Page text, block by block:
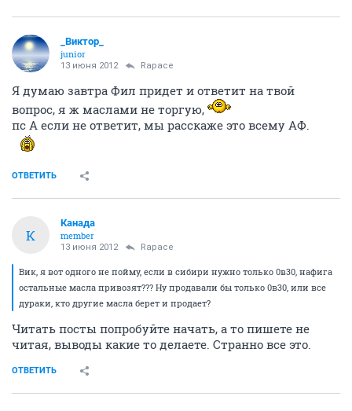
_Виктор_
juniоr
13 июня 2012 Rapace
Я думаю завтра Фил придет и ответит на твой
вопрос, я ж маслами не торгую,
пс А если не ответит, мы расскаже это всему АФ.
ОТВЕТИТЬ
К
Канада
member
13 июня 2012 Rapace
Вик, я вот одного не пойму, если в сибири нужно только 0в30, нафига
остальные масла привозят??? Ну продавали бы только 0в30, или все
дураки, кто другие масла берет и продает?
Читать посты попробуйте начать, а то пишете не
читая, выводы какие то делаете. Странно все это.
ОТВЕТИТЬ